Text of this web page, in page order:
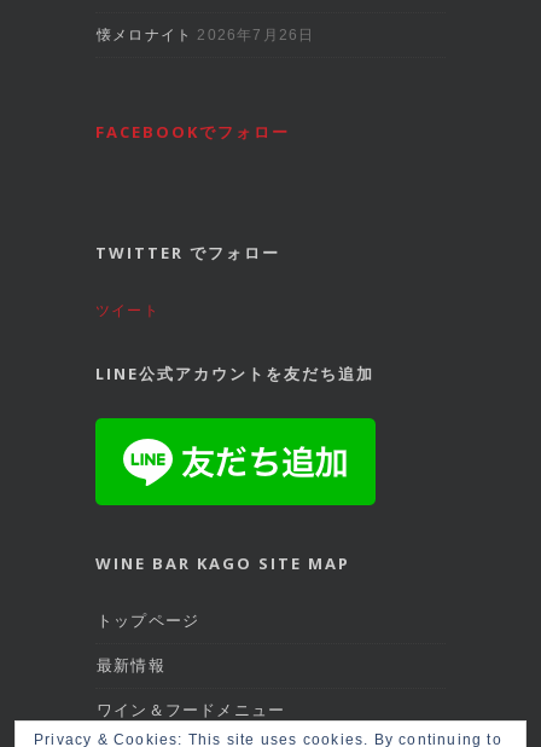
懐メロナイト 2026年7月26日
FACEBOOKでフォロー
TWITTER でフォロー
ツイート
LINE公式アカウントを友だち追加
WINE BAR KAGO SITE MAP
トップページ
最新情報
ワイン＆フードメニュー
Privacy & Cookies: This site uses cookies. By continuing to